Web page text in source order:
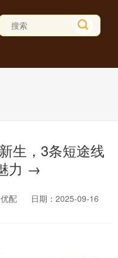
生，3条短途线
力 →
配
日期：2025-09-16